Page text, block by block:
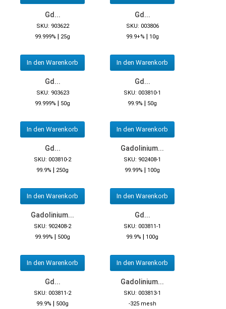
Gd...
SKU: 903622
99.999% | 25g
In den Warenkorb
Gd...
SKU: 003806
99.9+% | 10g
In den Warenkorb
Gd...
SKU: 903623
99.999% | 50g
In den Warenkorb
Gd...
SKU: 003810-1
99.9% | 50g
In den Warenkorb
Gd...
SKU: 003810-2
99.9% | 250g
In den Warenkorb
Gadolinium...
SKU: 902408-1
99.99% | 100g
In den Warenkorb
Gadolinium...
SKU: 902408-2
99.99% | 500g
In den Warenkorb
Gd...
SKU: 003811-1
99.9% | 100g
In den Warenkorb
Gd...
SKU: 003811-2
99.9% | 500g
Gadolinium...
SKU: 003813-1
-325 mesh